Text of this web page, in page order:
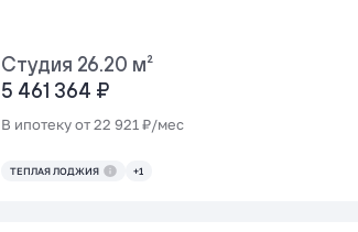
Студия 26.20 м²
5 461 364 ₽
В ипотеку от 22 921 ₽/мес
ТЕПЛАЯ ЛОДЖИЯ +1